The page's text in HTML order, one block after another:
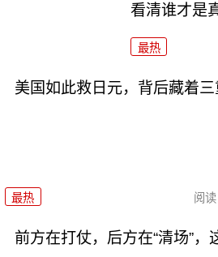
看清谁才是
最热
美国如此救日元，背后藏着三
最热 阅读
前方在打仗，后方在“清场”，